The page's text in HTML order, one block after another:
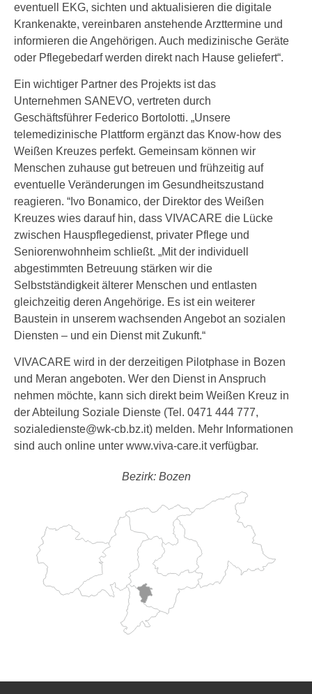
eventuell EKG, sichten und aktualisieren die digitale
Krankenakte, vereinbaren anstehende Arzttermine und
informieren die Angehörigen. Auch medizinische Geräte
oder Pflegebedarf werden direkt nach Hause geliefert“.
Ein wichtiger Partner des Projekts ist das
Unternehmen SANEVO, vertreten durch
Geschäftsführer Federico Bortolotti. „Unsere
telemedizinische Plattform ergänzt das Know-how des
Weißen Kreuzes perfekt. Gemeinsam können wir
Menschen zuhause gut betreuen und frühzeitig auf
eventuelle Veränderungen im Gesundheitszustand
reagieren. “Ivo Bonamico, der Direktor des Weißen
Kreuzes wies darauf hin, dass VIVACARE die Lücke
zwischen Hauspflegedienst, privater Pflege und
Seniorenwohnheim schließt. „Mit der individuell
abgestimmten Betreuung stärken wir die
Selbstständigkeit älterer Menschen und entlasten
gleichzeitig deren Angehörige. Es ist ein weiterer
Baustein in unserem wachsenden Angebot an sozialen
Diensten – und ein Dienst mit Zukunft.“
VIVACARE wird in der derzeitigen Pilotphase in Bozen
und Meran angeboten. Wer den Dienst in Anspruch
nehmen möchte, kann sich direkt beim Weißen Kreuz in
der Abteilung Soziale Dienste (Tel. 0471 444 777,
sozialedienste@wk-cb.bz.it) melden. Mehr Informationen
sind auch online unter www.viva-care.it verfügbar.
Bezirk: Bozen